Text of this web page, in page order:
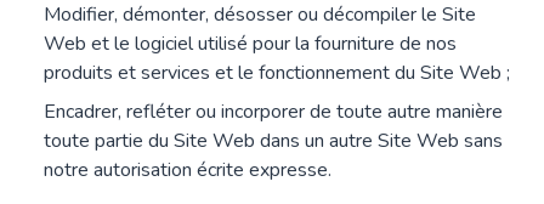
Modifier, démonter, désosser ou décompiler le Site
Web et le logiciel utilisé pour la fourniture de nos
produits et services et le fonctionnement du Site Web ;
Encadrer, refléter ou incorporer de toute autre manière
toute partie du Site Web dans un autre Site Web sans
notre autorisation écrite expresse.